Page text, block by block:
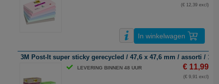
(€ 12,39 excl)
In winkelwagen
3M Post-It super sticky gerecycled / 47,6 x 47,6 mm / assorti / 12
LEVERING BINNEN 48 UUR € 11,99
(€ 9,91 excl)